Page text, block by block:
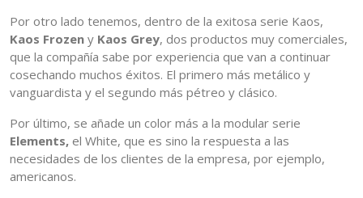
Por otro lado tenemos, dentro de la exitosa serie Kaos,
Kaos Frozen y Kaos Grey, dos productos muy comerciales,
que la compañía sabe por experiencia que van a continuar
cosechando muchos éxitos. El primero más metálico y
vanguardista y el segundo más pétreo y clásico.
Por último, se añade un color más a la modular serie
Elements, el White, que es sino la respuesta a las
necesidades de los clientes de la empresa, por ejemplo,
americanos.